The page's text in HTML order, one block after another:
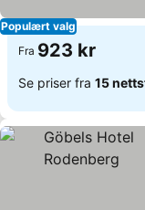
Populært valg
Fra 923 kr
Se priser fra 15